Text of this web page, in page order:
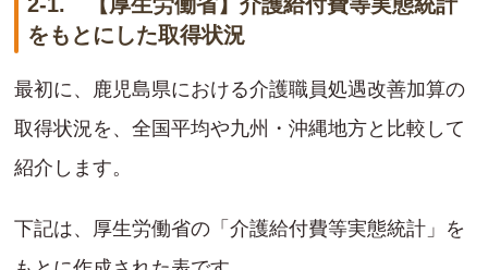
をもとにした取得状況
最初に、鹿児島県における介護職員処遇改善加算の
取得状況を、全国平均や九州・沖縄地方と比較して
紹介します。
下記は、厚生労働省の「介護給付費等実態統計」を